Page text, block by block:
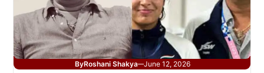
ByRoshani Shakya—June 12, 2026